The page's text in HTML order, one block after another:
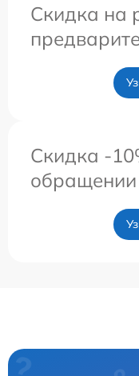
Скидка на
Скидка -
обращении